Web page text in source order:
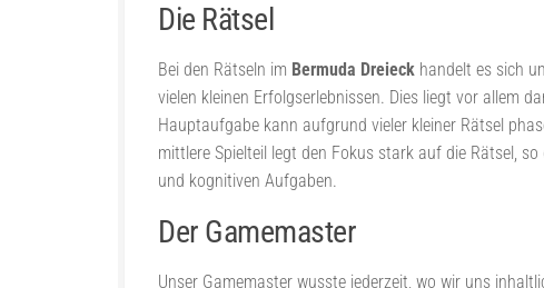
Die Rätsel
Bei den Rätseln im Bermuda Dreieck handelt es sich
vielen kleinen Erfolgserlebnissen. Dies liegt vor allem
Hauptaufgabe kann aufgrund vieler kleiner Rätsel
mittlere Spielteil legt den Fokus stark auf die Rätsel,
und kognitiven Aufgaben.
Der Gamemaster
Unser Gamemaster wusste jederzeit, wo wir uns